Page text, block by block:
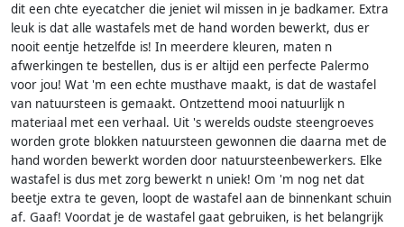
dit een chte eyecatcher die jeniet wil missen in je badkamer. Extra
leuk is dat alle wastafels met de hand worden bewerkt, dus er
nooit eentje hetzelfde is! In meerdere kleuren, maten n
afwerkingen te bestellen, dus is er altijd een perfecte Palermo
voor jou! Wat 'm een echte musthave maakt, is dat de wastafel
van natuursteen is gemaakt. Ontzettend mooi natuurlijk n
materiaal met een verhaal. Uit 's werelds oudste steengroeves
worden grote blokken natuursteen gewonnen die daarna met de
hand worden bewerkt worden door natuursteenbewerkers. Elke
wastafel is dus met zorg bewerkt n uniek! Om 'm nog net dat
beetje extra te geven, loopt de wastafel aan de binnenkant schuin
af. Gaaf! Voordat je de wastafel gaat gebruiken, is het belangrijk